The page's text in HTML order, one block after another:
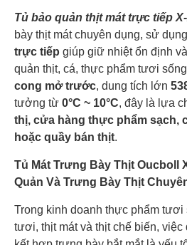
Tủ bảo quản thịt mát trực tiếp
bày thịt mát chuyên dụng, sử dụng
trực tiếp giúp giữ nhiệt ổn định
quản thịt, cá, thực phẩm tươi
cong mở trước, dung tích lớn
tưởng từ 0°C ~ 10°C, đây là lựa
thị, cửa hàng thực phẩm sạch,
hoặc quầy bán thịt.
Tủ Mát Trưng Bày Thịt Oucboll
Quản Và Trưng Bày Thịt
Trong kinh doanh thực phẩm tươi
tươi, thịt mát và thịt chế biến, việc